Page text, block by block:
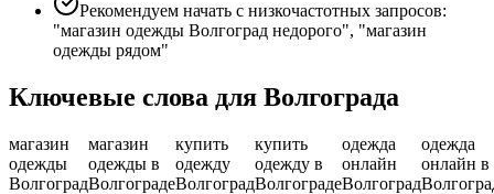
Рекомендуем начать с низкочастотных запросов:
"магазин одежды Волгоград недорого", "магазин
одежды рядом"
Ключевые слова для Волгограда
магазин
одежды
Волгоград
магазин
одежды в
Волгограде
купить
одежду
Волгоград
купить
одежду в
Волгограде
одежда
онлайн
Волгоград
одежда
онлайн в